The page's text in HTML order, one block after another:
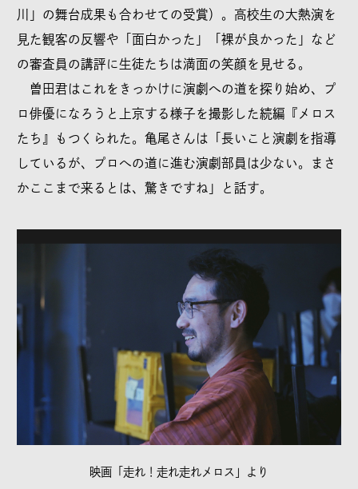
川」の舞台成果も合わせての受賞）。高校生の大熱演を
見た観客の反響や「面白かった」「裸が良かった」など
の審査員の講評に生徒たちは満面の笑顔を見せる。
曽田君はこれをきっかけに演劇への道を探り始め、プ
ロ俳優になろうと上京する様子を撮影した続編『メロス
たち』もつくられた。亀尾さんは「長いこと演劇を指導
しているが、プロへの道に進む演劇部員は少ない。まさ
かここまで来るとは、驚きですね」と話す。
映画「走れ！走れ走れメロス」より